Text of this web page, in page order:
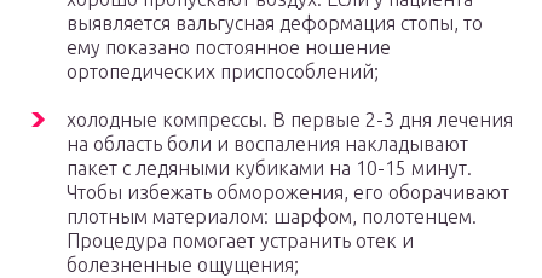
выявляется вальгусная деформация стопы, то
ему показано постоянное ношение
ортопедических приспособлений;
холодные компрессы. В первые 2-3 дня лечения
на область боли и воспаления накладывают
пакет с ледяными кубиками на 10-15 минут.
Чтобы избежать обморожения, его оборачивают
плотным материалом: шарфом, полотенцем.
Процедура помогает устранить отек и
болезненные ощущения;